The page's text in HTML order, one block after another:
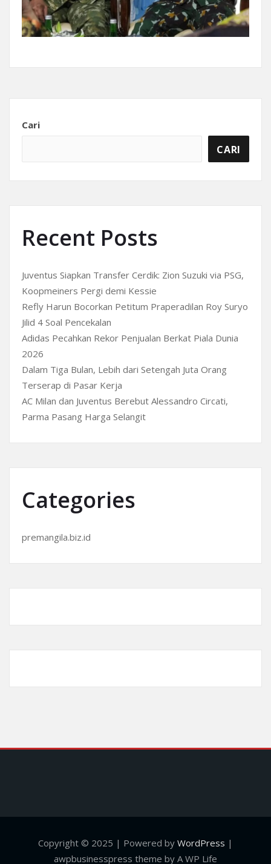
Cari
CARI
Recent Posts
Juventus Siapkan Transfer Cerdik: Zion Suzuki via PSG,
Koopmeiners Pergi demi Kessie
Refly Harun Bocorkan Petitum Praperadilan Roy Suryo
Jilid 4 Soal Pencekalan
Adidas Pecahkan Rekor Penjualan Berkat Piala Dunia
2026
Dalam Tiga Bulan, Lebih dari Setengah Juta Orang
Terserap di Pasar Kerja
AC Milan dan Juventus Berebut Alessandro Circati,
Parma Pasang Harga Selangit
Categories
premangila.biz.id
Copyright © 2025 | Powered by WordPress |
awpbusinesspress theme by A WP Life